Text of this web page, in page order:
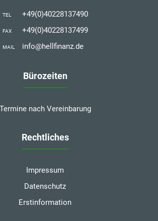
TEL +49(0)40228137490
FAX +49(0)40228137499
MAIL info@hellfinanz.de
Bürozeiten
Termine nach Vereinbarung
Rechtliches
Impressum
Datenschutz
Erstinformation